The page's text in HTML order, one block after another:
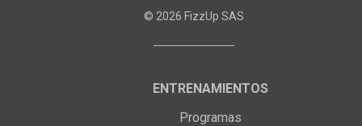
© 2026 FizzUp SAS
ENTRENAMIENTOS
Programas